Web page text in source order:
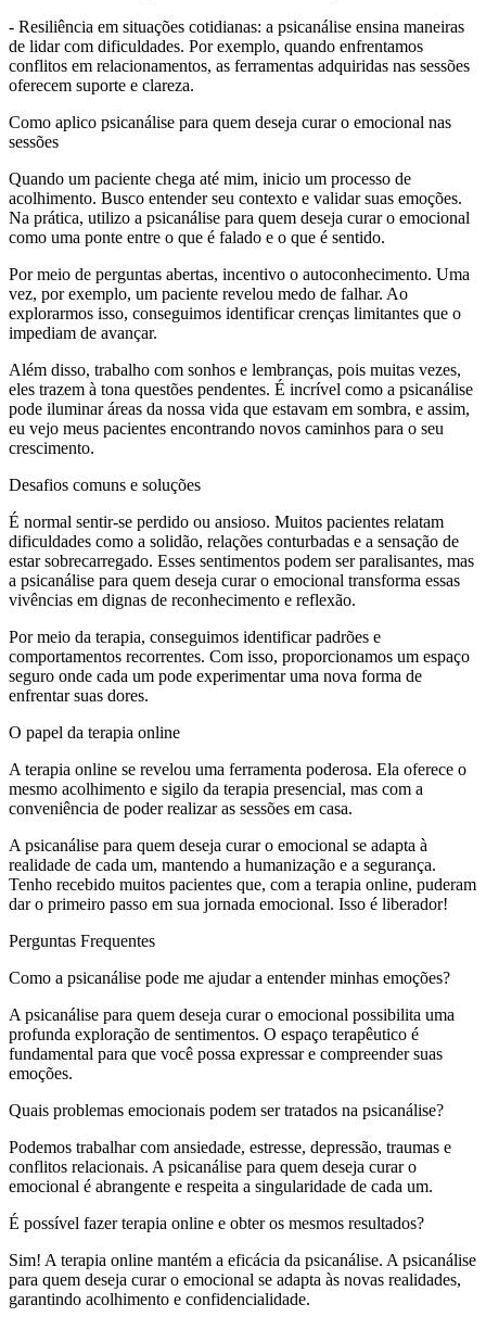
- Resiliência em situações cotidianas: a psicanálise ensina maneiras
de lidar com dificuldades. Por exemplo, quando enfrentamos
conflitos em relacionamentos, as ferramentas adquiridas nas sessões
oferecem suporte e clareza.
Como aplico psicanálise para quem deseja curar o emocional nas
sessões
Quando um paciente chega até mim, inicio um processo de
acolhimento. Busco entender seu contexto e validar suas emoções.
Na prática, utilizo a psicanálise para quem deseja curar o emocional
como uma ponte entre o que é falado e o que é sentido.
Por meio de perguntas abertas, incentivo o autoconhecimento. Uma
vez, por exemplo, um paciente revelou medo de falhar. Ao
explorarmos isso, conseguimos identificar crenças limitantes que o
impediam de avançar.
Além disso, trabalho com sonhos e lembranças, pois muitas vezes,
eles trazem à tona questões pendentes. É incrível como a psicanálise
pode iluminar áreas da nossa vida que estavam em sombra, e assim,
eu vejo meus pacientes encontrando novos caminhos para o seu
crescimento.
Desafios comuns e soluções
É normal sentir-se perdido ou ansioso. Muitos pacientes relatam
dificuldades como a solidão, relações conturbadas e a sensação de
estar sobrecarregado. Esses sentimentos podem ser paralisantes, mas
a psicanálise para quem deseja curar o emocional transforma essas
vivências em dignas de reconhecimento e reflexão.
Por meio da terapia, conseguimos identificar padrões e
comportamentos recorrentes. Com isso, proporcionamos um espaço
seguro onde cada um pode experimentar uma nova forma de
enfrentar suas dores.
O papel da terapia online
A terapia online se revelou uma ferramenta poderosa. Ela oferece o
mesmo acolhimento e sigilo da terapia presencial, mas com a
conveniência de poder realizar as sessões em casa.
A psicanálise para quem deseja curar o emocional se adapta à
realidade de cada um, mantendo a humanização e a segurança.
Tenho recebido muitos pacientes que, com a terapia online, puderam
dar o primeiro passo em sua jornada emocional. Isso é liberador!
Perguntas Frequentes
Como a psicanálise pode me ajudar a entender minhas emoções?
A psicanálise para quem deseja curar o emocional possibilita uma
profunda exploração de sentimentos. O espaço terapêutico é
fundamental para que você possa expressar e compreender suas
emoções.
Quais problemas emocionais podem ser tratados na psicanálise?
Podemos trabalhar com ansiedade, estresse, depressão, traumas e
conflitos relacionais. A psicanálise para quem deseja curar o
emocional é abrangente e respeita a singularidade de cada um.
É possível fazer terapia online e obter os mesmos resultados?
Sim! A terapia online mantém a eficácia da psicanálise. A psicanálise
para quem deseja curar o emocional se adapta às novas realidades,
garantindo acolhimento e confidencialidade.